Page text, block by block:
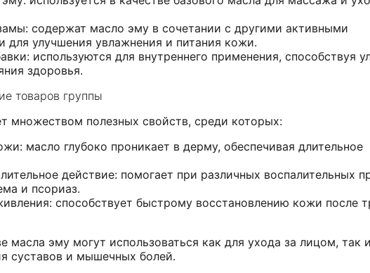
содержат масло эму в сочетании с другими активными
для улучшения увлажнения и питания кожи.
используются для внутреннего применения, способствуя
здоровья.
товаров группы
множеством полезных свойств, среди которых:
масло глубоко проникает в дерму, обеспечивая длительное
действие: помогает при различных воспалительных
и псориаз.
способствует быстрому восстановлению кожи после
масла эму могут использоваться как для ухода за лицом, так
суставов и мышечных болей.